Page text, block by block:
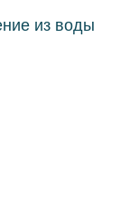
из воды